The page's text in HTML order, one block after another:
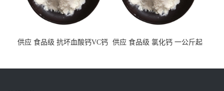
供应 食品级 抗坏血酸钙VC钙 供应 食品级 氯化钙 一公斤起